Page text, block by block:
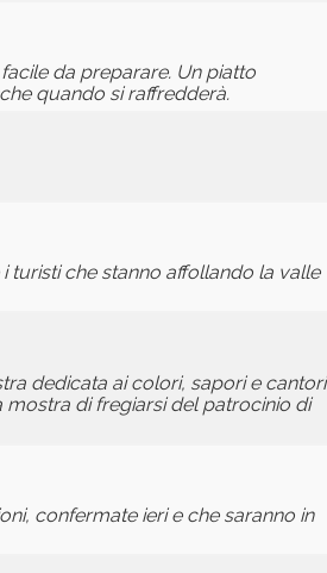
da preparare. Un piatto
quando si raffredderà.
turisti che stanno affollando la valle
dedicata ai colori, sapori e cantori
mostra di fregiarsi del patrocinio di
confermate ieri e che saranno in